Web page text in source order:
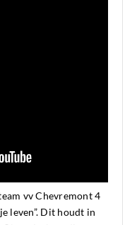
vv Chevremont 4
leven”. Dit houdt in